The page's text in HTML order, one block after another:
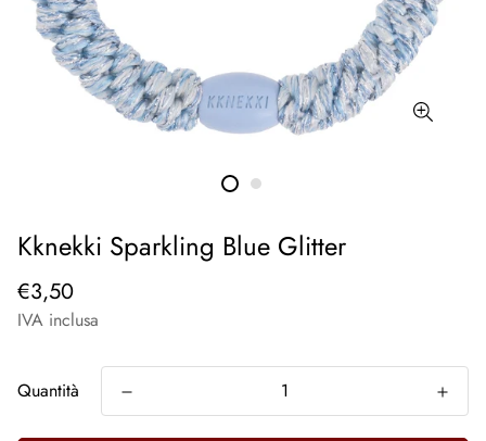
Kknekki Sparkling Blue Glitter
€3,50
IVA inclusa
Quantità